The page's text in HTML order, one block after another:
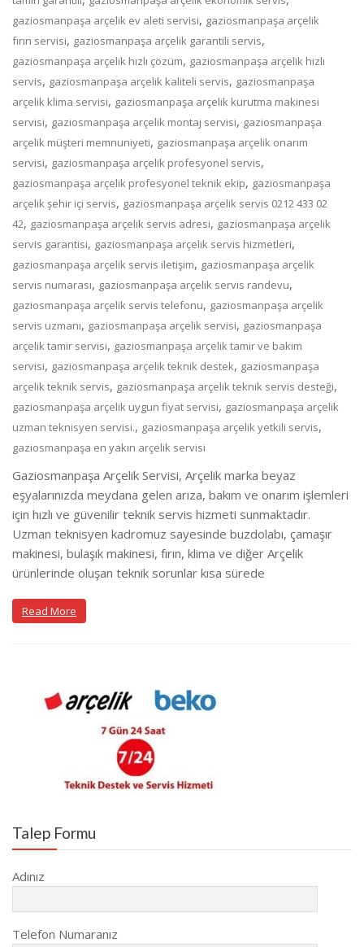
gaziosmanpaşa arçelik ev aleti servisi, gaziosmanpaşa arçelik
fırın servisi, gaziosmanpaşa arçelik garantili servis,
gaziosmanpaşa arçelik hızlı çözüm, gaziosmanpaşa arçelik hızlı
servis, gaziosmanpaşa arçelik kaliteli servis, gaziosmanpaşa
arçelik klima servisi, gaziosmanpaşa arçelik kurutma makinesi
servisi, gaziosmanpaşa arçelik montaj servisi, gaziosmanpaşa
arçelik müşteri memnuniyeti, gaziosmanpaşa arçelik onarım
servisi, gaziosmanpaşa arçelik profesyonel servis,
gaziosmanpaşa arçelik profesyonel teknik ekip, gaziosmanpaşa
arçelik şehir içi servis, gaziosmanpaşa arçelik servis 0212 433 02
42, gaziosmanpaşa arçelik servis adresi, gaziosmanpaşa arçelik
servis garantisi, gaziosmanpaşa arçelik servis hizmetleri,
gaziosmanpaşa arçelik servis iletişim, gaziosmanpaşa arçelik
servis numarası, gaziosmanpaşa arçelik servis randevu,
gaziosmanpaşa arçelik servis telefonu, gaziosmanpaşa arçelik
servis uzmanı, gaziosmanpaşa arçelik servisi, gaziosmanpaşa
arçelik tamir servisi, gaziosmanpaşa arçelik tamir ve bakım
servisi, gaziosmanpaşa arçelik teknik destek, gaziosmanpaşa
arçelik teknik servis, gaziosmanpaşa arçelik teknik servis desteği,
gaziosmanpaşa arçelik uygun fiyat servisi, gaziosmanpaşa arçelik
uzman teknisyen servisi., gaziosmanpaşa arçelik yetkili servis,
gaziosmanpaşa en yakın arçelik servisi
Gaziosmanpaşa Arçelik Servisi, Arçelik marka beyaz
eşyalarınızda meydana gelen arıza, bakım ve onarım işlemleri
için hızlı ve güvenilir teknik servis hizmeti sunmaktadır.
Uzman teknisyen kadromuz sayesinde buzdolabı, çamaşır
makinesi, bulaşık makinesi, fırın, klima ve diğer Arçelik
ürünlerinde oluşan teknik sorunlar kısa sürede
Read More
Talep Formu
Adınız
Telefon Numaranız